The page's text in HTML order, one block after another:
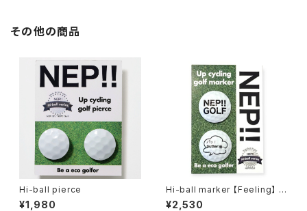
その他の商品
Hi-ball pierce
¥1,980
Hi-ball marker 【Feeling】 全
6種
¥2,530